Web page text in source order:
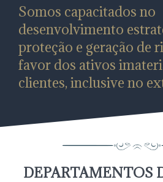
Somos capacitados no
desenvolvimento
proteção e geração de
favor dos ativos
clientes, inclusive no
DEPARTAMENTOS